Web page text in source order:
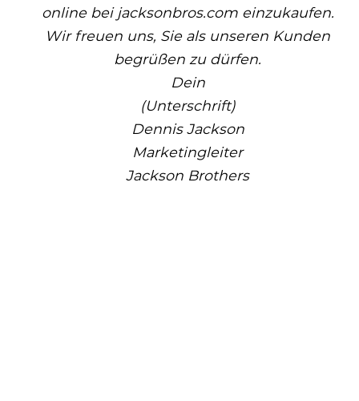
online bei jacksonbros.com einzukaufen.
Wir freuen uns, Sie als unseren Kunden
begrüßen zu dürfen.
Dein
(Unterschrift)
Dennis Jackson
Marketingleiter
Jackson Brothers